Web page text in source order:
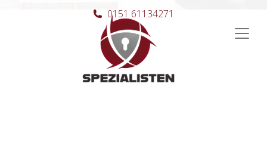
Hauptnavigation
0151 61134271